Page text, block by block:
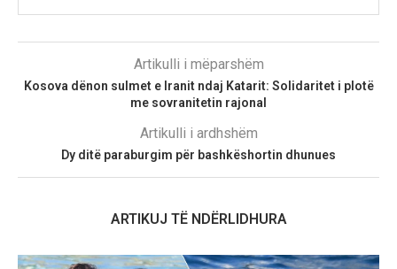
Artikulli i mëparshëm
Kosova dënon sulmet e Iranit ndaj Katarit: Solidaritet i plotë
me sovranitetin rajonal
Artikulli i ardhshëm
Dy ditë paraburgim për bashkëshortin dhunues
ARTIKUJ TË NDËRLIDHURA